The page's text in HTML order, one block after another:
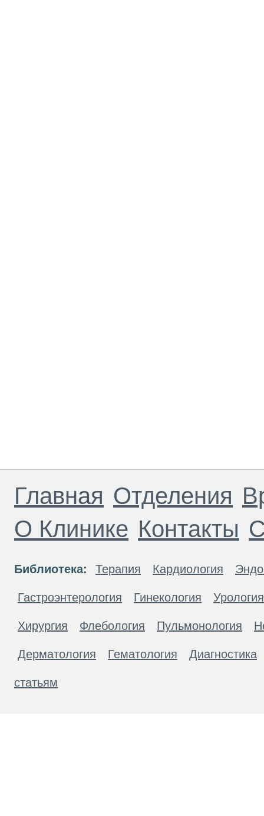
Главная Отделения
О Клинике Контакты
Библиотека: Терапия Кардиология
Гастроэнтерология Гинекология Урология
Хирургия Флебология Пульмонология
Дерматология Гематология Диагностика
статьям